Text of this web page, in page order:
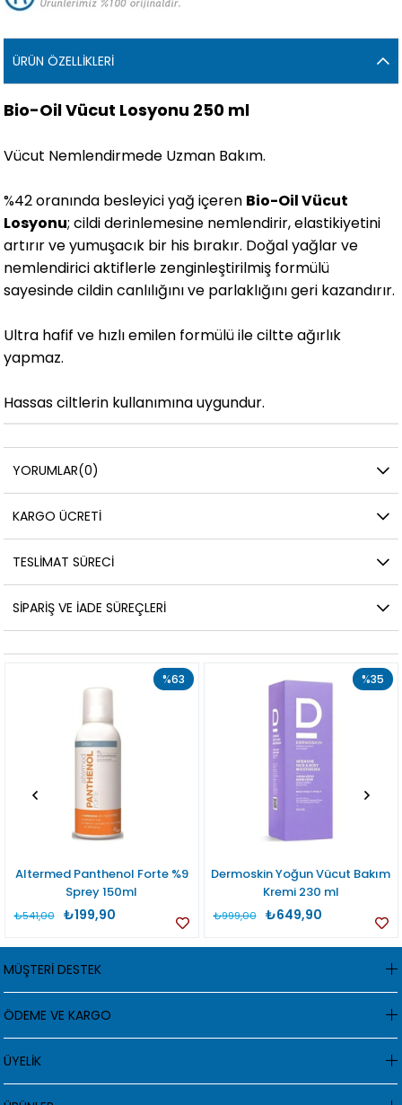
ÜRÜN ÖZELLIKLERI
Bio-Oil Vücut Losyonu 250 ml
Vücut Nemlendirmede Uzman Bakım.
%42 oranında besleyici yağ içeren Bio-Oil Vücut
Losyonu; cildi derinlemesine nemlendirir, elastikiyetini
artırır ve yumuşacık bir his bırakır. Doğal yağlar ve
nemlendirici aktiflerle zenginleştirilmiş formülü
sayesinde cildin canlılığını ve parlaklığını geri kazandırır.
Ultra hafif ve hızlı emilen formülü ile ciltte ağırlık
yapmaz.
Hassas ciltlerin kullanımına uygundur.
YORUMLAR(0)
KARGO ÜCRETI
TESLIMAT SÜRECI
SIPARIŞ VE İADE SÜREÇLERI
Altermed Panthenol Forte %9
Sprey 150ml
₺199,90
₺541,00
%63
Dermoskin Yoğun Vücut Bakım
Kremi 230 ml
₺649,90
₺999,00
%35
MÜŞTERİ DESTEK
ÖDEME VE KARGO
ÜYELİK